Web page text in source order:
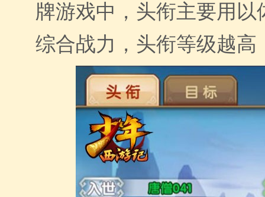
牌游戏中，头衔主要用以
综合战力，头衔等级越高